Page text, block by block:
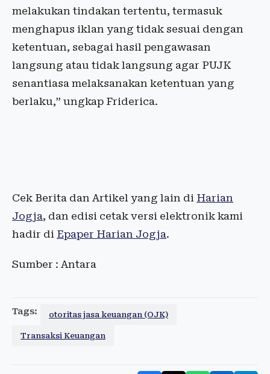
melakukan tindakan tertentu, termasuk
menghapus iklan yang tidak sesuai dengan
ketentuan, sebagai hasil pengawasan
langsung atau tidak langsung agar PUJK
senantiasa melaksanakan ketentuan yang
berlaku,” ungkap Friderica.
Cek Berita dan Artikel yang lain di Harian
Jogja, dan edisi cetak versi elektronik kami
hadir di Epaper Harian Jogja.
Sumber : Antara
Tags: otoritas jasa keuangan (OJK)
Transaksi Keuangan